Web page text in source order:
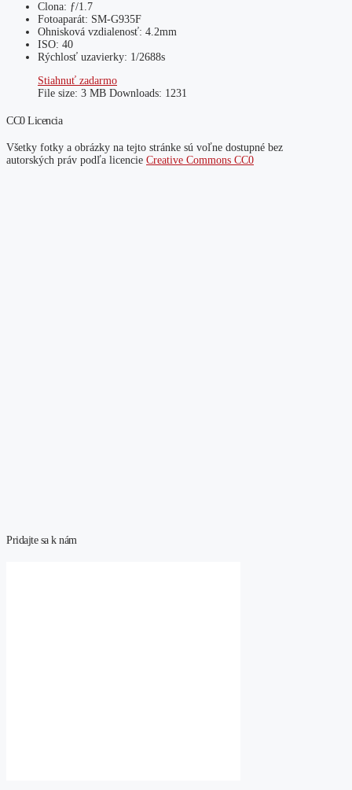
Clona: ƒ/1.7
Fotoaparát: SM-G935F
Ohnisková vzdialenosť: 4.2mm
ISO: 40
Rýchlosť uzavierky: 1/2688s
Stiahnuť zadarmo
File size: 3 MB Downloads: 1231
CC0 Licencia
Všetky fotky a obrázky na tejto stránke sú voľne dostupné bez
autorských práv podľa licencie Creative Commons CC0
Pridajte sa k nám